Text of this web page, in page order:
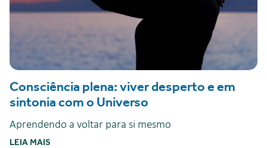
Consciência plena: viver desperto e em
sintonia com o Universo
Aprendendo a voltar para si mesmo
LEIA MAIS